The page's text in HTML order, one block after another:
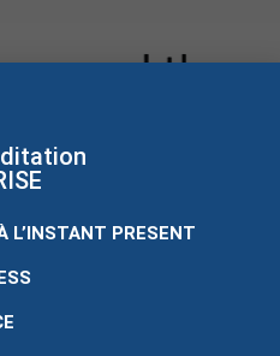
easyweb
L’INSTANT PRESENT